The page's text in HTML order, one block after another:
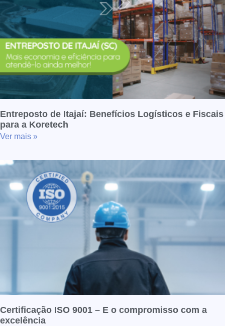
Entreposto de Itajaí: Benefícios Logísticos e Fiscais
para a Koretech
Ver mais »
Certificação ISO 9001 – E o compromisso com a
excelência